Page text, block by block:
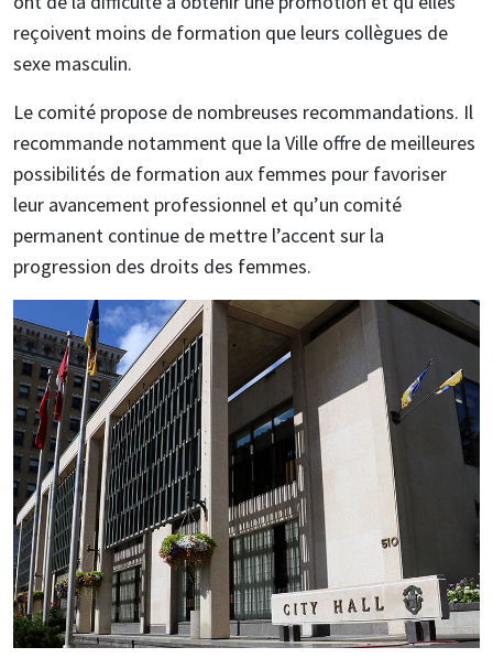
reçoivent moins de formation que leurs collègues de
sexe masculin.
Le comité propose de nombreuses recommandations. Il
recommande notamment que la Ville offre de meilleures
possibilités de formation aux femmes pour favoriser
leur avancement professionnel et qu’un comité
permanent continue de mettre l’accent sur la
progression des droits des femmes.